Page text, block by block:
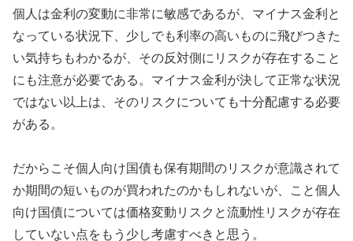
個人は金利の変動に非常に敏感であるが、マイナス金利と
なっている状況下、少しでも利率の高いものに飛びつきた
い気持ちもわかるが、その反対側にリスクが存在すること
にも注意が必要である。マイナス金利が決して正常な状況
ではない以上は、そのリスクについても十分配慮する必要
がある。
だからこそ個人向け国債も保有期間のリスクが意識されて
か期間の短いものが買われたのかもしれないが、こと個人
向け国債については価格変動リスクと流動性リスクが存在
していない点をもう少し考慮すべきと思う。